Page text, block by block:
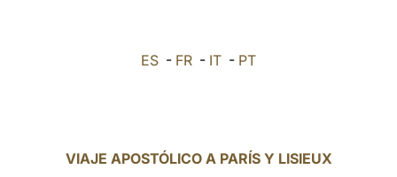
ES - FR - IT - PT
VIAJE APOSTÓLICO A PARÍS Y LISIEUX